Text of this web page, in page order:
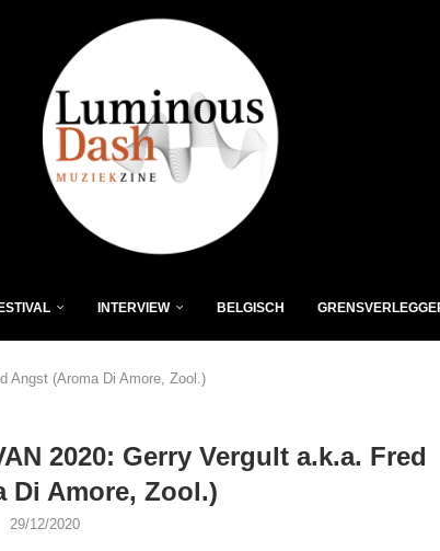
INTERVIEW BELGISCH
Angst (Aroma Di Amore, Zool.)
2020: Gerry Vergult a.k.a. Fred
Di Amore, Zool.)
29/12/2020